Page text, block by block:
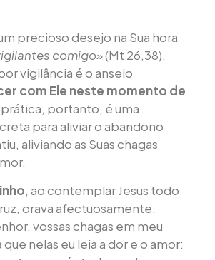
precioso desejo na Sua hora
comigo»(Mt 26,38),
vigilância é o anseio
com Ele neste momento de
prática, portanto, é uma
para aliviar o abandono
aliviando as Suas chagas
, ao contemplar Jesus todo
orava afectuosamente:
vossas chagas em meu
nelas eu leia a dor e o amor: